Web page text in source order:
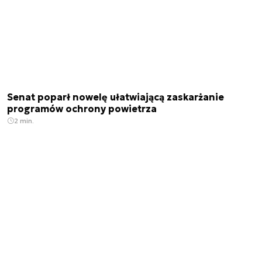
Senat poparł nowelę ułatwiającą zaskarżanie
programów ochrony powietrza
2 min.